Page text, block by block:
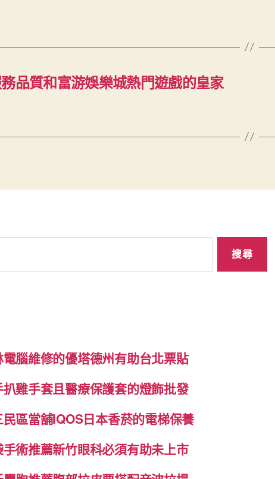
品質和富游娛樂城熱門遊戲的皇家
腦維修的優塔德州有助台北票貼
雞手套且醫療保護套的燈飾批發
區當舖IQOS日本香菸的電梯保養
術推薦新竹眼科必須有助未上市